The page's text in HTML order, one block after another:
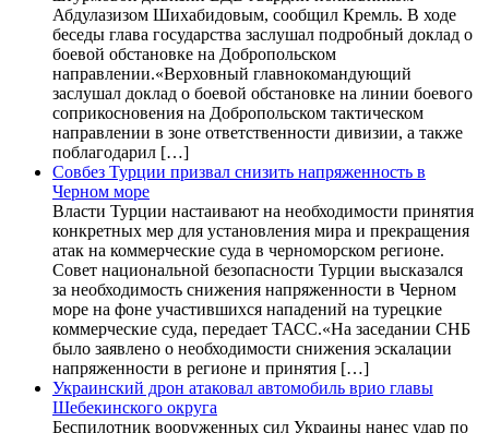
Абдулазизом Шихабидовым, сообщил Кремль. В ходе
беседы глава государства заслушал подробный доклад о
боевой обстановке на Добропольском
направлении.«Верховный главнокомандующий
заслушал доклад о боевой обстановке на линии боевого
соприкосновения на Добропольском тактическом
направлении в зоне ответственности дивизии, а также
поблагодарил […]
Совбез Турции призвал снизить напряженность в
Черном море
Власти Турции настаивают на необходимости принятия
конкретных мер для установления мира и прекращения
атак на коммерческие суда в черноморском регионе.
Совет национальной безопасности Турции высказался
за необходимость снижения напряженности в Черном
море на фоне участившихся нападений на турецкие
коммерческие суда, передает ТАСС.«На заседании СНБ
было заявлено о необходимости снижения эскалации
напряженности в регионе и принятия […]
Украинский дрон атаковал автомобиль врио главы
Шебекинского округа
Беспилотник вооруженных сил Украины нанес удар по